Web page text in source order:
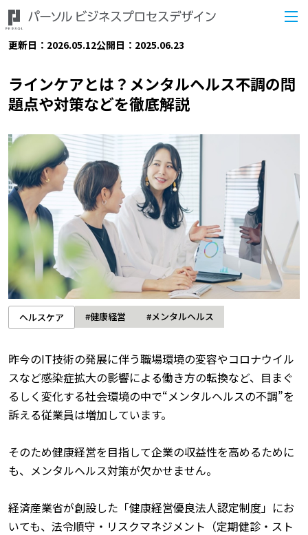
更新日：2026.05.12公開日：2025.06.23
ラインケアとは？メンタルヘルス不調の問
題点や対策などを徹底解説
ヘルスケア #健康経営 #メンタルヘルス
昨今のIT技術の発展に伴う職場環境の変容やコロナウイル
スなど感染症拡大の影響による働き方の転換など、目まぐ
るしく変化する社会環境の中で“メンタルヘルスの不調”を
訴える従業員は増加しています。
そのため健康経営を目指して企業の収益性を高めるために
も、メンタルヘルス対策が欠かせません。
経済産業省が創設した「健康経営優良法人認定制度」にお
いても、法令順守・リスクマネジメント（定期健診・スト